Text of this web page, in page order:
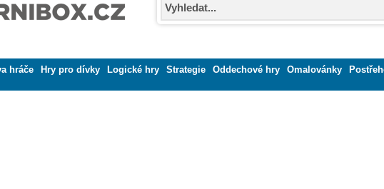
hráče Hry pro dívky Logické hry Strategie Oddechové hry Omalovánky